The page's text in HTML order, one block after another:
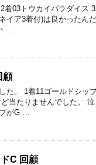
着03トウカイパラダイス
イア3着付)は良かったん
…
顧
た。 1着11ゴールドシッ
当たりませんでした。
がG …
C 回顧